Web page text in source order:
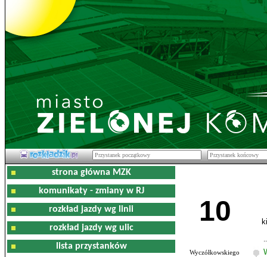
strona główna MZK
komunikaty - zmiany w RJ
rozkład jazdy wg linii
rozkład jazdy wg ulic
lista przystanków
10
Wyczółkowskiego